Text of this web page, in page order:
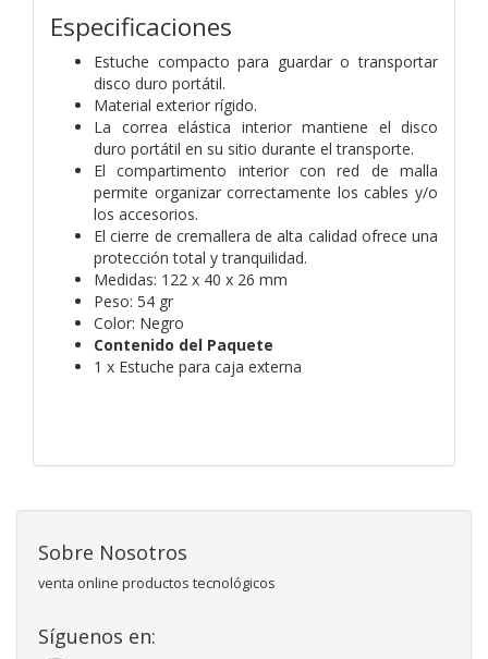
Especificaciones
Estuche compacto para guardar o transportar
disco duro portátil.
Material exterior rígido.
La correa elástica interior mantiene el disco
duro portátil en su sitio durante el transporte.
El compartimento interior con red de malla
permite organizar correctamente los cables y/o
los accesorios.
El cierre de cremallera de alta calidad ofrece una
protección total y tranquilidad.
Medidas: 122 x 40 x 26 mm
Peso: 54 gr
Color: Negro
Contenido del Paquete
1 x Estuche para caja externa
Sobre Nosotros
venta online productos tecnológicos
Síguenos en: